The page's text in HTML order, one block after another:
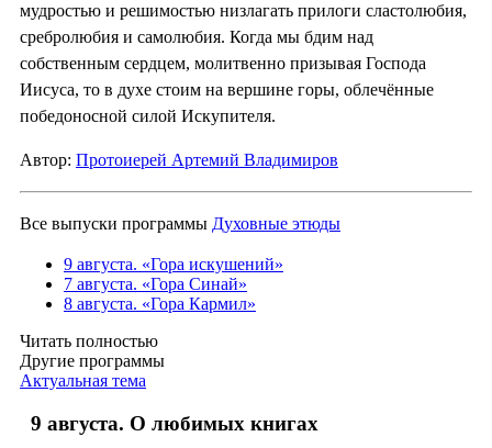
мудростью и решимостью низлагать прилоги сластолюбия,
сребролюбия и самолюбия. Когда мы бдим над
собственным сердцем, молитвенно призывая Господа
Иисуса, то в духе стоим на вершине горы, облечённые
победоносной силой Искупителя.
Автор: Протоиерей Артемий Владимиров
Все выпуски программы Духовные этюды
9 августа. «Гора искушений»
7 августа. «Гора Синай»
8 августа. «Гора Кармил»
Читать полностью
Другие программы
Актуальная тема
9 августа. О любимых книгах